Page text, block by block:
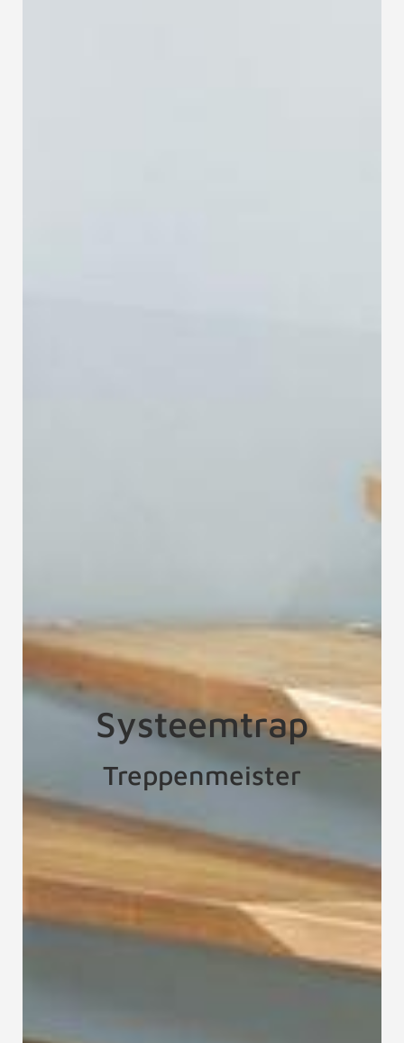
Systeemtrap
Treppenmeister